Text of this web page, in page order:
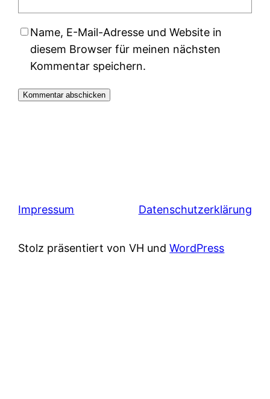
Name, E-Mail-Adresse und Website in
diesem Browser für meinen nächsten
Kommentar speichern.
Impressum Datenschutzerklärung
Stolz präsentiert von VH undWordPress